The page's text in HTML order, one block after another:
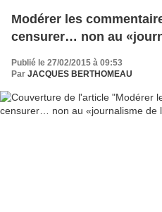
Modérer les
censurer… non au
Publié le 27/02/2015 à 09:53
Par JACQUES BERTHOMEAU